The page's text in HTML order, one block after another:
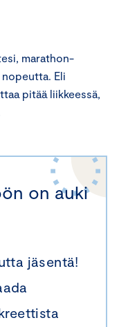
marathon-
Eli
pitää liikkeessä,
on auki
jäsentä!